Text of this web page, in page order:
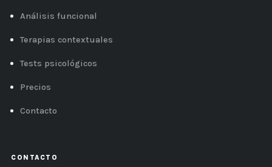
Análisis funcional
Terapias contextuales
Tests psicológicos
Precios
Contacto
CONTACTO